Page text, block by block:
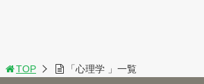
TOP 「心理学 」一覧